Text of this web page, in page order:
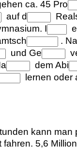
ca. 45 Pro
aufd
I
.
und Ge
dem Abi
lernen oder
kann
fahren. 5,6